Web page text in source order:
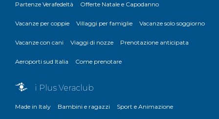
Partenze Verafedeltà Offerte Natale e Capodanno
Vacanze per coppie Villaggi per famiglie Vacanze solo soggiorno
Vacanze con cani Viaggi di nozze Prenotazione anticipata
Aeroporti sud Italia Come prenotare
i Plus Veraclub
Made in Italy Bambini e ragazzi Sport e Animazione